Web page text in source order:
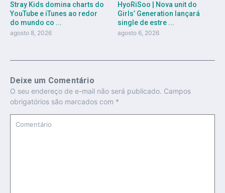
Stray Kids domina charts do
YouTube e iTunes ao redor
do mundo co ...
agosto 8, 2026
HyoRiSoo | Nova unit do
Girls’ Generation lançará
single de estre ...
agosto 6, 2026
Deixe um Comentário
O seu endereço de e-mail não será publicado. Campos
obrigatórios são marcados com *